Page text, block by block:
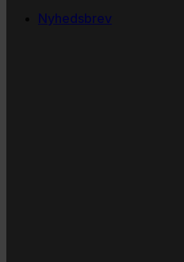
Nyhedsbrev